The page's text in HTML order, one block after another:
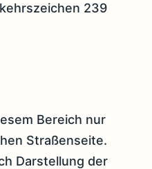
239
Bereich nur
Straßenseite.
Darstellung der